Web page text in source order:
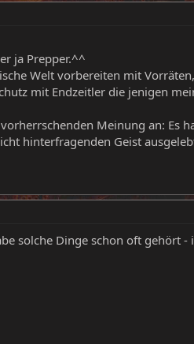
ja Prepper.^^
Welt vorbereiten mit
mit Endzeitler die jenigen
Meinung an: Es
hinterfragenden Geist
solche Dinge schon oft